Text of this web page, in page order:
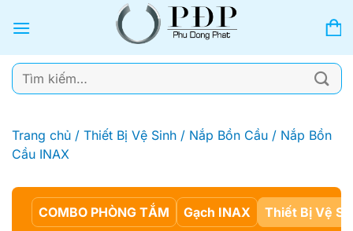
qua
dung
Tìm
kiếm:
Trang chủ / Thiết Bị Vệ Sinh / Nắp Bồn Cầu / Nắp Bồn
Cầu INAX
COMBO PHÒNG TẮM Gạch INAX Thiết Bị Vệ